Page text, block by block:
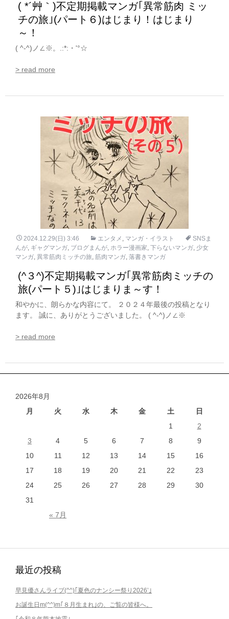
( *´艸｀)不定期掲載マンガ｢異常筋肉 ミッ
チの旅｣(パート６)はじまり！はじまり
～！
( ^-^)ノ∠※。.:*:・'°☆
> read more
2024.12.29(日) 3:46 エンタメ , マンガ・イラスト
SNSま
んが, ギャグマンガ, ブログまんが, ホラー漫画家, 下らないマンガ, 少女
マンガ, 異常筋肉ミッチの旅, 筋肉マンガ, 落書きマンガ
(^３^)不定期掲載マンガ｢異常筋肉ミッチの
旅(パート５)｣はじまりま～す！
和やかに、朗らかな内容にて。 ２０２４年最後の投稿となり
ます。 誠に、ありがとうございました。 ( ^-^)ノ∠※
> read more
2026年8月
月
火 水 木 金 土 日
« 7月
1
2
3
4 5 6 7 8
9
10
11 12 13 14 15
16
17
18 19 20 21 22
23
24
25 26 27 28 29
30
31
最近の投稿
早見優さんライブ(^^)｢夏色のナンシー祭り2026’｣
お誕生日m(^^)m｢８月生まれ｣の、ご覧の皆様へ。